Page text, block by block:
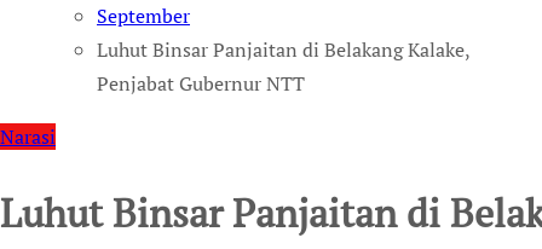
September
Luhut Binsar Panjaitan di Belakang Kalake,
Penjabat Gubernur NTT
Narasi
Luhut Binsar Panjaitan di